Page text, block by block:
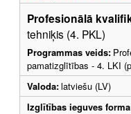
Profesionālā
tehniķis (4. PKL)
Programmas veids:
pamatizglītības - 4. LKI
Valoda:latviešu (LV)
Izglītības ieguves